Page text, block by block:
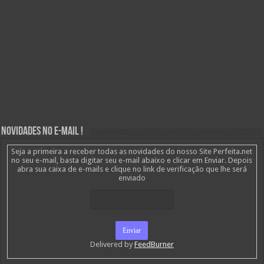
Novidades no E-mail !
Seja a primeira a receber todas as novidades do nosso Site Perfeita.net
no seu e-mail, basta digitar seu e-mail abaixo e clicar em Enviar. Depois
abra sua caixa de e-mails e clique no link de verificação que lhe será
enviado
Delivered by FeedBurner